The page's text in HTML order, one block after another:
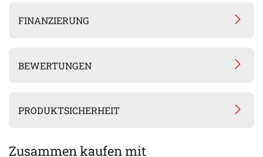
FINANZIERUNG
BEWERTUNGEN
PRODUKTSICHERHEIT
Zusammen kaufen mit